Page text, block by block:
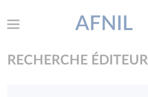
AFNIL
RECHERCHE ÉDITEUR